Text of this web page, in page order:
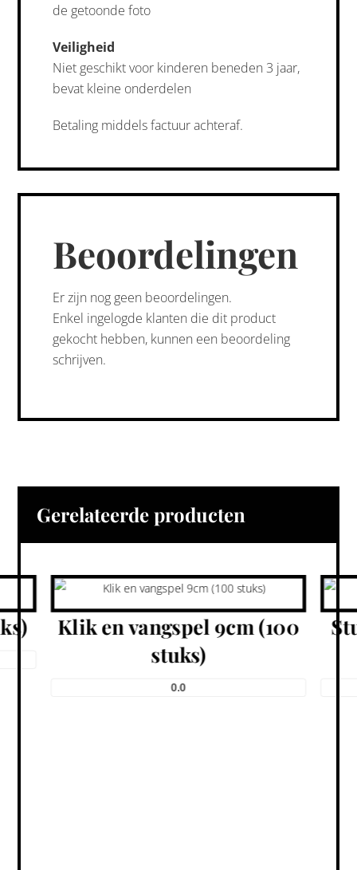
de getoonde foto
Veiligheid
Niet geschikt voor kinderen beneden 3 jaar,
bevat kleine onderdelen
Betaling middels factuur achteraf.
Beoordelingen
Er zijn nog geen beoordelingen.
Enkel ingelogde klanten die dit product
gekocht hebben, kunnen een beoordeling
schrijven.
Gerelateerde producten
Klik en vangspel 9cm (100
stuks)
0.0